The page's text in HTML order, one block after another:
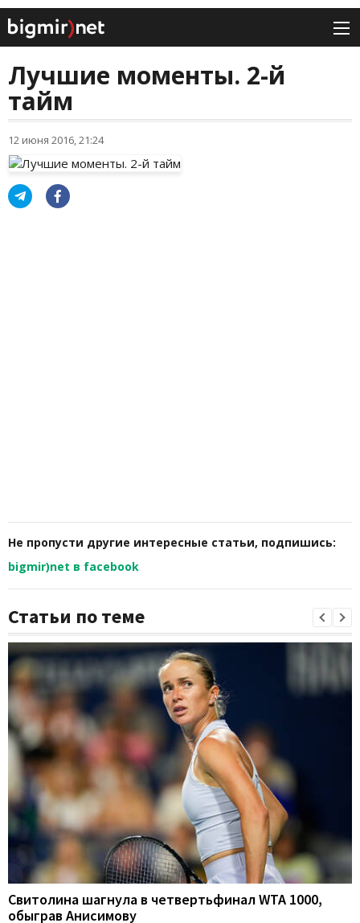
Лучшие моменты. 2-й
тайм
12 июня 2016, 21:24
Не пропусти другие интересные статьи, подпишись:
bigmir)net в facebook
Статьи по теме
Свитолина шагнула в четвертьфинал WTA 1000,
обыграв Анисимову